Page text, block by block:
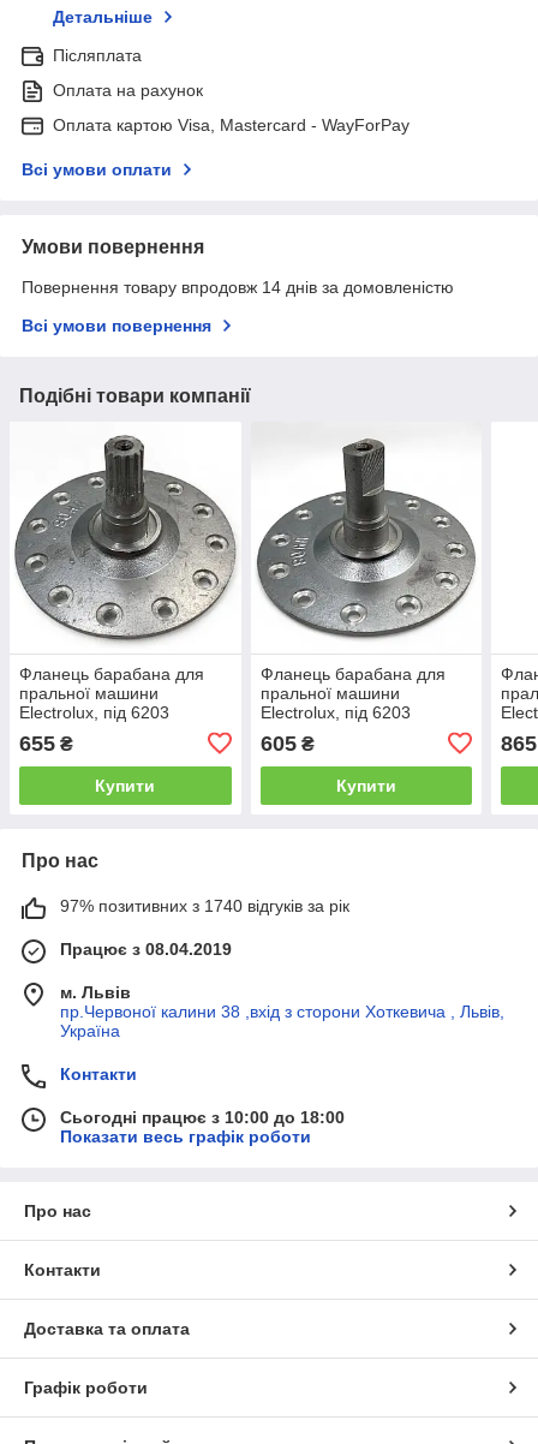
Детальніше
Післяплата
Оплата на рахунок
Оплата картою Visa, Mastercard - WayForPay
Всі умови оплати
Умови повернення
Повернення товару впродовж 14 днів за домовленістю
Всі умови повернення
Подібні товари компанії
Фланець барабана для
пральної машини
Electrolux, під 6203
алюміній)
655 ₴
Купити
Фланець барабана для
пральної машини
Electrolux, під 6203
алюміній)
605₴
Купити
865
Про нас
97% позитивних з 1740 відгуків за рік
Працює з 08.04.2019
м. Львів
пр.Червоної калини 38 ,вхід з сторони Хоткевича , Львів,
Україна
Контакти
Сьогодні працює з 10:00 до 18:00
Показати весь графік роботи
Про нас
Контакти
Доставка та оплата
Графік роботи